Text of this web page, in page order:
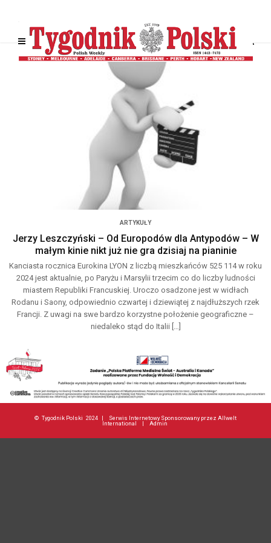
ARTYKUŁY
Jerzy Leszczyński – Od Europodów dla Antypodów – W
małym kinie nikt już nie gra dzisiaj na pianinie
Kanciasta rocznica Eurokina LYON z liczbą mieszkańców 525 114 w roku
2024 jest aktualnie, po Paryżu i Marsylii trzecim co do liczby ludności
miastem Republiki Francuskiej. Uroczo osadzone jest w widłach
Rodanu i Saony, odpowiednio czwartej i dziewiątej z najdłuższych rzek
Francji. Z uwagi na swe bardzo korzystne położenie geograficzne –
niedaleko stąd do Italii […]
© Tygodnik Polski 2024 |
Serwis Internetowy Sponsorowany przez Allwelt
International
| Admin